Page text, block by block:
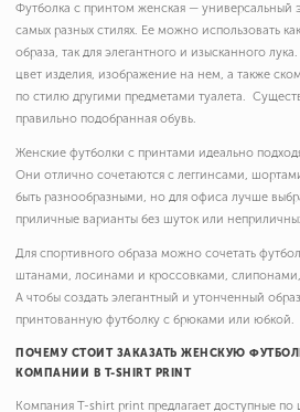
Футболка с принтом женская — универсальный
самых разных стилях. Ее можно использовать
образа, так для элегантного и изысканного
цвет изделия, изображение на нем, а также
по стилю другими предметами туалета.
правильно подобранная обувь.
Женские футболки с принтами идеально
Они отлично сочетаются с леггинсами,
быть разнообразными, но для офиса лучше
приличные варианты без шуток или
Для спортивного образа можно сочетать
штанами, лосинами и кроссовками,
А чтобы создать элегантный и утонченный
принтованную футболку с брюками или юбкой.
ПОЧЕМУ СТОИТ ЗАКАЗАТЬ ЖЕНСКУЮ
КОМПАНИИ В T-SHIRT PRINT
Компания T-shirt print предлагает доступные по